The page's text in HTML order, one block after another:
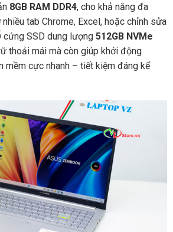
8GB RAM DDR4, cho khả năng đa
tab Chrome, Excel, hoặc chỉnh sửa
SSD dung lượng 512GB NVMe
thoải mái mà còn giúp khởi động
mềm cực nhanh – tiết kiệm đáng kể